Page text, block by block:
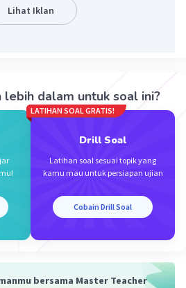
(1) Balas
Lihat Iklan
lebih dalam untuk soal ini?
LATIHAN SOAL GRATIS!
Drill Soal
Latihan soal sesuai topik yang
kamu mau untuk persiapan ujian
Cobain Drill Soal
bersama Master Teacher